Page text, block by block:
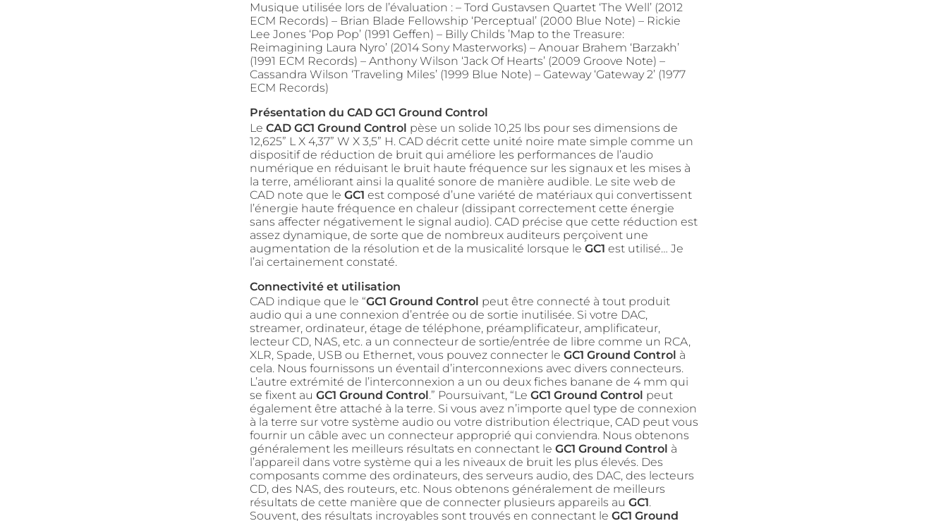
Musique utilisée lors de l’évaluation : – Tord Gustavsen Quartet ‘The Well’ (2012
ECM Records) – Brian Blade Fellowship ‘Perceptual’ (2000 Blue Note) – Rickie
Lee Jones ‘Pop Pop’ (1991 Geffen) – Billy Childs ’Map to the Treasure:
Reimagining Laura Nyro’ (2014 Sony Masterworks) – Anouar Brahem ‘Barzakh’
(1991 ECM Records) – Anthony Wilson ‘Jack Of Hearts’ (2009 Groove Note) –
Cassandra Wilson ‘Traveling Miles’ (1999 Blue Note) – Gateway ‘Gateway 2’ (1977
ECM Records)
Présentation du CAD GC1 Ground Control
Le CAD GC1 Ground Control pèse un solide 10,25 lbs pour ses dimensions de
12,625” L X 4,37” W X 3,5” H. CAD décrit cette unité noire mate simple comme un
dispositif de réduction de bruit qui améliore les performances de l’audio
numérique en réduisant le bruit haute fréquence sur les signaux et les mises à
la terre, améliorant ainsi la qualité sonore de manière audible. Le site web de
CAD note que le GC1 est composé d’une variété de matériaux qui convertissent
l’énergie haute fréquence en chaleur (dissipant correctement cette énergie
sans affecter négativement le signal audio). CAD précise que cette réduction est
assez dynamique, de sorte que de nombreux auditeurs perçoivent une
augmentation de la résolution et de la musicalité lorsque le GC1 est utilisé… Je
l’ai certainement constaté.
Connectivité et utilisation
CAD indique que le “GC1 Ground Control peut être connecté à tout produit
audio qui a une connexion d’entrée ou de sortie inutilisée. Si votre DAC,
streamer, ordinateur, étage de téléphone, préamplificateur, amplificateur,
lecteur CD, NAS, etc. a un connecteur de sortie/entrée de libre comme un RCA,
XLR, Spade, USB ou Ethernet, vous pouvez connecter le GC1 Ground Control à
cela. Nous fournissons un éventail d’interconnexions avec divers connecteurs.
L’autre extrémité de l’interconnexion a un ou deux fiches banane de 4 mm qui
se fixent au GC1 Ground Control.” Poursuivant, “Le GC1 Ground Control peut
également être attaché à la terre. Si vous avez n’importe quel type de connexion
à la terre sur votre système audio ou votre distribution électrique, CAD peut vous
fournir un câble avec un connecteur approprié qui conviendra. Nous obtenons
généralement les meilleurs résultats en connectant le GC1 Ground Control à
l’appareil dans votre système qui a les niveaux de bruit les plus élevés. Des
composants comme des ordinateurs, des serveurs audio, des DAC, des lecteurs
CD, des NAS, des routeurs, etc. Nous obtenons généralement de meilleurs
résultats de cette manière que de connecter plusieurs appareils au GC1.
Souvent, des résultats incroyables sont trouvés en connectant le GC1 Ground